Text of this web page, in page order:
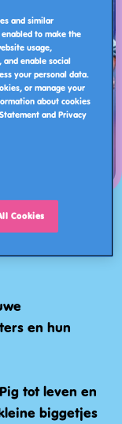
van
en hun
tot leven en
biggetjes
and similar
to make the
usage,
and enable social
your personal data.
or manage your
about cookies
and Privacy
Cookies